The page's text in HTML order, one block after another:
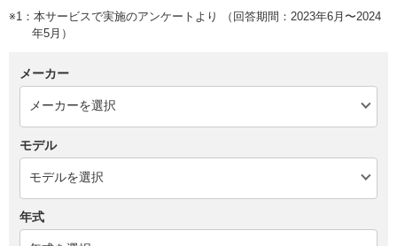
※1：本サービスで実施のアンケートより （回答期間：2023年6月〜2024
年5月）
メーカー
モデル
年式